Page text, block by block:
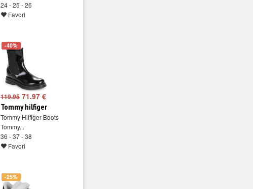
24 - 25 - 26
Favori
-40%
119.95 71.97 €
Tommy hilfiger
Tommy Hilfiger Boots
Tommy...
36 - 37 - 38
Favori
-25%